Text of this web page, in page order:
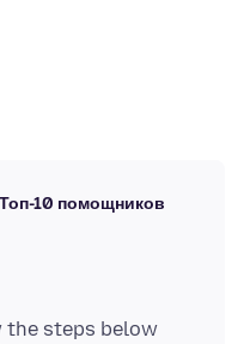
Топ-10 помощников
the steps below